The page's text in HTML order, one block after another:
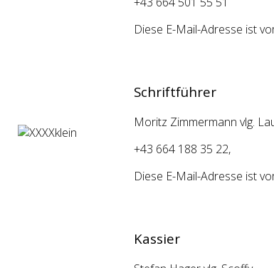
Diese E-Mail-Adresse ist
Schriftführer
Moritz Zimmermann vlg.
+43 664 188 35 22,
Diese E-Mail-Adresse ist
Kassier